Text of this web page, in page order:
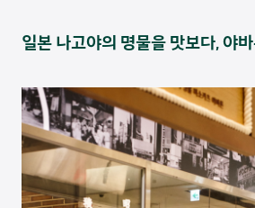
일본 나고야의 명물을 맛보다, 야